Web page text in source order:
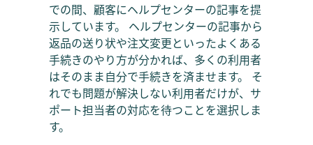
での間、顧客にヘルプセンターの記事を提
示しています。 ヘルプセンターの記事から
返品の送り状や注文変更といったよくある
手続きのやり方が分かれば、多くの利用者
はそのまま自分で手続きを済ませます。 そ
れでも問題が解決しない利用者だけが、サ
ポート担当者の対応を待つことを選択しま
す。